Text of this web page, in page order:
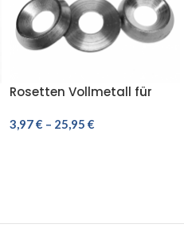
Rosetten Vollmetall für
M5 M6 M8 EDELSTAHL
3,97€ – 25,95 €